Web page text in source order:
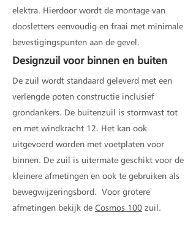
elektra. Hierdoor wordt de montage van
doosletters eenvoudig en fraai met minimale
bevestigingspunten aan de gevel.
Designzuil voor binnen en buiten
De zuil wordt standaard geleverd met een
verlengde poten constructie inclusief
grondankers. De buitenzuil is stormvast tot
en met windkracht 12. Het kan ook
uitgevoerd worden met voetplaten voor
binnen. De zuil is uitermate geschikt voor de
kleinere afmetingen en ook te gebruiken als
bewegwijzeringsbord. Voor grotere
afmetingen bekijk de Cosmos 100 zuil.